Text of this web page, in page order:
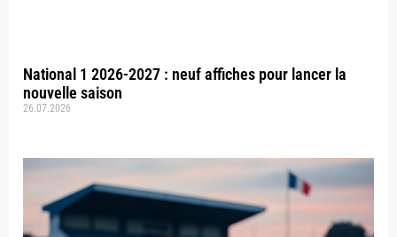
National 1 2026-2027 : neuf affiches pour lancer la
nouvelle saison
26.07.2026